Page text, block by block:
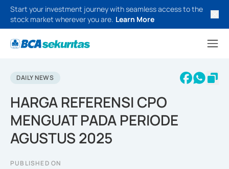
Start your investment journey with seamless access to the
stock market wherever you are. Learn More
DAILY NEWS
HARGA REFERENSI CPO
MENGUAT PADA PERIODE
AGUSTUS 2025
PUBLISHED ON